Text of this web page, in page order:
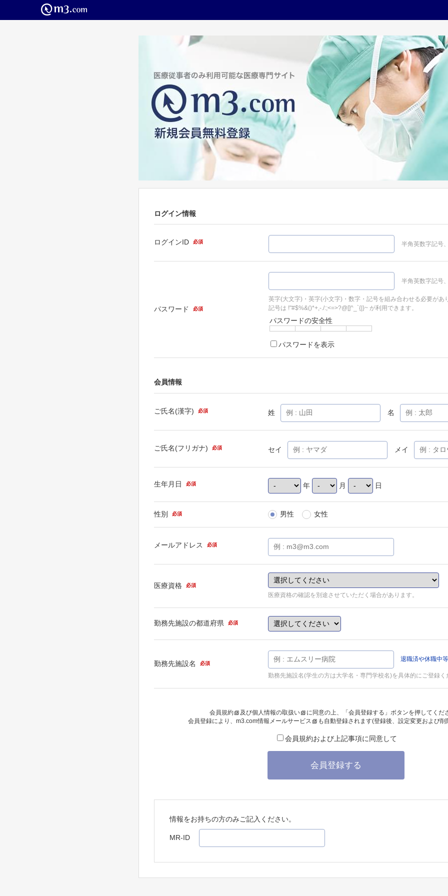
ログイン情報
ログインID 必須 半角英数字記号
パスワード 必須
半角英数字記号
英字(大文字)・英字(小文字)・数字・記号を組み合わせる必要があ
記号は !"#$%&()*+,-./:;<=>?@[]^_`{|}~ が利用できます。
パスワードの安全性
パスワードを表示
会員情報
ご氏名(漢字) 必須 姓 名
ご氏名(フリガナ) 必須 セイ メイ
生年月日 必須 年 月 日
性別 必須 男性 女性
メールアドレス 必須
医療資格 必須
医療資格の確認を別途させていただく場合があります。
勤務先施設の都道府県 必須
勤務先施設名 必須
退職済や休職中
勤務先施設名(学生の方は大学名・専門学校名)を具体的にご登録く
会員規約 及び個人情報の取扱い
に同意の上、「会員登録する」ボタンを押してくだ
会員登録により、 m3.com情報メールサービス も自動登録されます(登録後、設定変更および
会員規約および上記事項に同意して
会員登録する
情報をお持ちの方のみご記入ください。
MR-ID